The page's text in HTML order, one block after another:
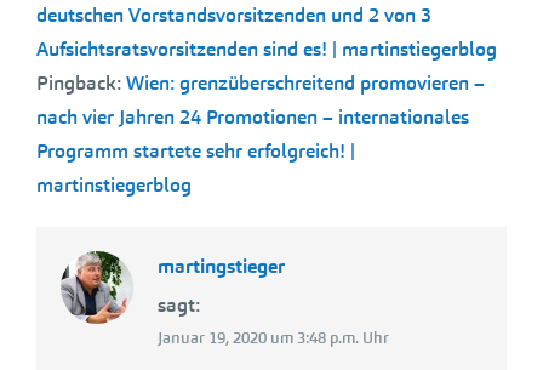
deutschen Vorstandsvorsitzenden und 2 von 3
Aufsichtsratsvorsitzenden sind es! | martinstiegerblog
Pingback:Wien: grenzüberschreitend promovieren –
nach vier Jahren 24 Promotionen – internationales
Programm startete sehr erfolgreich! |
martinstiegerblog
martingstieger
sagt:
Januar 19, 2020 um 3:48 p.m. Uhr